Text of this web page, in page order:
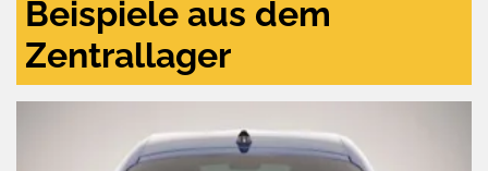
Beispiele aus dem
Zentrallager